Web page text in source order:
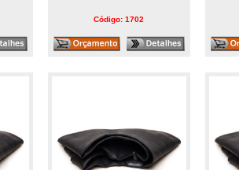
Código: 1702